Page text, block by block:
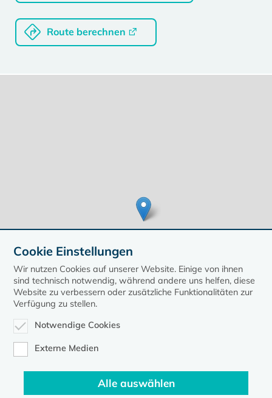
Route berechnen
zurück zur Übersicht der Veranstaltungen
Cookie Einstellungen
Wir nutzen Cookies auf unserer Website. Einige von ihnen
sind technisch notwendig, während andere uns helfen, diese
Website zu verbessern oder zusätzliche Funktionalitäten zur
Verfügung zu stellen.
Notwendige Cookies
Externe Medien
Alle auswählen